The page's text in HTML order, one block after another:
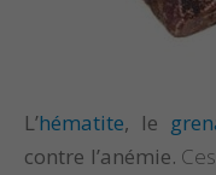
L’hématite, le
contre l’anémie.